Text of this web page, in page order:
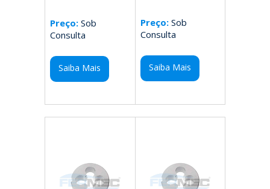
Preço: Sob
Consulta
Saiba Mais
Preço:Sob
Consulta
Saiba Mais